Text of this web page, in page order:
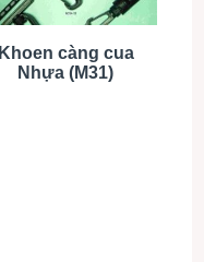
Khoen càng cua
Nhựa (M31)